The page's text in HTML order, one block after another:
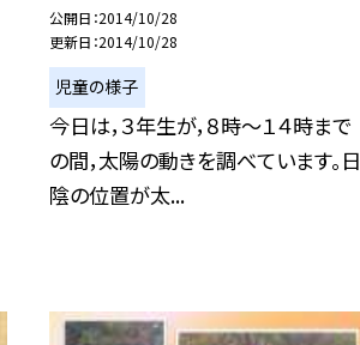
公開日 2014/10/28
更新日 2014/10/28
児童の様子
今日は，３年生が，８時〜１４時まで
の間，太陽の動きを調べています。日
陰の位置が太...